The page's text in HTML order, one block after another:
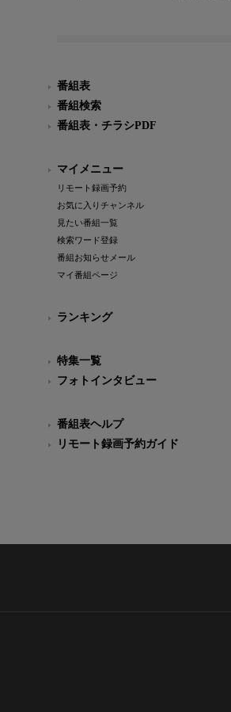
番組表
番組検索
番組表・チラシPDF
マイメニュー
リモート録画予約
お気に入りチャンネル
見たい番組一覧
検索ワード登録
番組お知らせメール
マイ番組ページ
ランキング
特集一覧
フォトインタビュー
番組表ヘルプ
リモート録画予約ガイド